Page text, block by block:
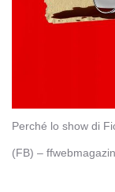
Perché lo show di
(FB) –